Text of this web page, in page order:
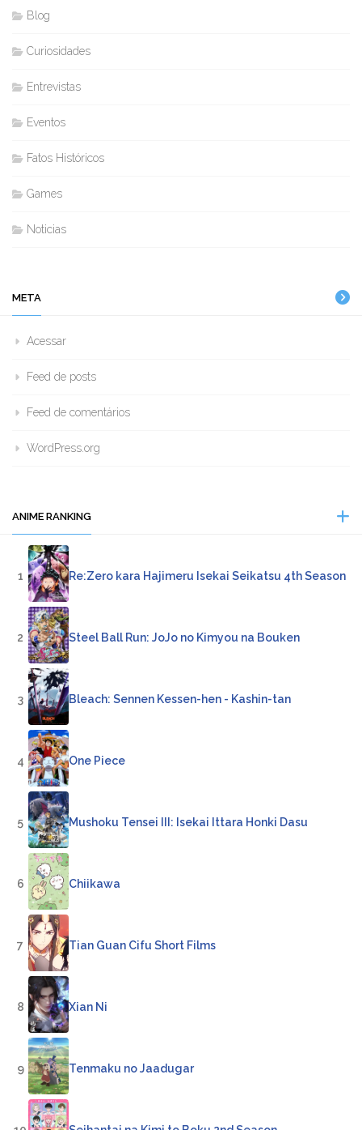
Blog
Curiosidades
Entrevistas
Eventos
Fatos Históricos
Games
Noticias
META
Acessar
Feed de posts
Feed de comentários
WordPress.org
ANIME RANKING
1 Re:Zero kara Hajimeru Isekai Seikatsu 4th Season
2 Steel Ball Run: JoJo no Kimyou na Bouken
3 Bleach: Sennen Kessen-hen - Kashin-tan
4 One Piece
5 Mushoku Tensei III: Isekai Ittara Honki Dasu
6 Chiikawa
7 Tian Guan Cifu Short Films
8 Xian Ni
9 Tenmaku no Jaadugar